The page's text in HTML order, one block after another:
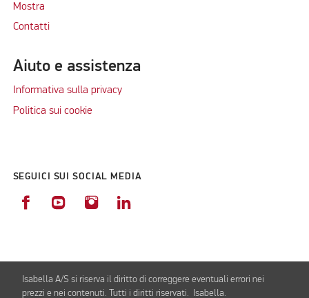
Mostra
Contatti
Aiuto e assistenza
Informativa sulla privacy
Politica sui cookie
SEGUICI SUI SOCIAL MEDIA
Isabella A/S si riserva il diritto di correggere eventuali errori nei
prezzi e nei contenuti. Tutti i diritti riservati. Isabella.